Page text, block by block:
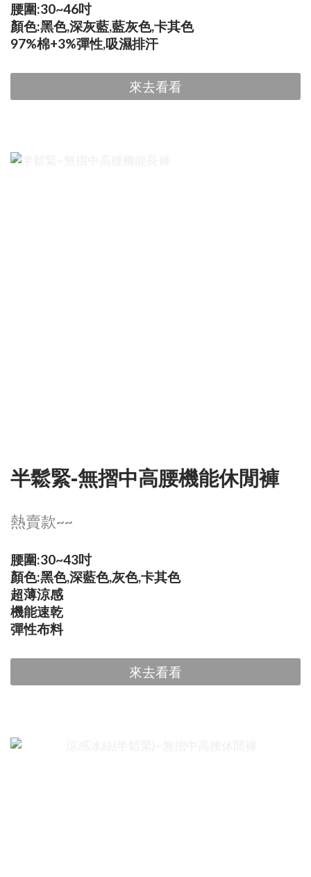
腰圍:30~46吋
顏色:黑色,深灰藍,藍灰色,卡其色
97%棉+3%彈性,吸濕排汗
來去看看
半鬆緊-無摺中高腰機能休閒褲
熱賣款~~
腰圍:30~43吋
顏色:黑色,深藍色,灰色,卡其色
超薄涼感
機能速乾
彈性布料
來去看看